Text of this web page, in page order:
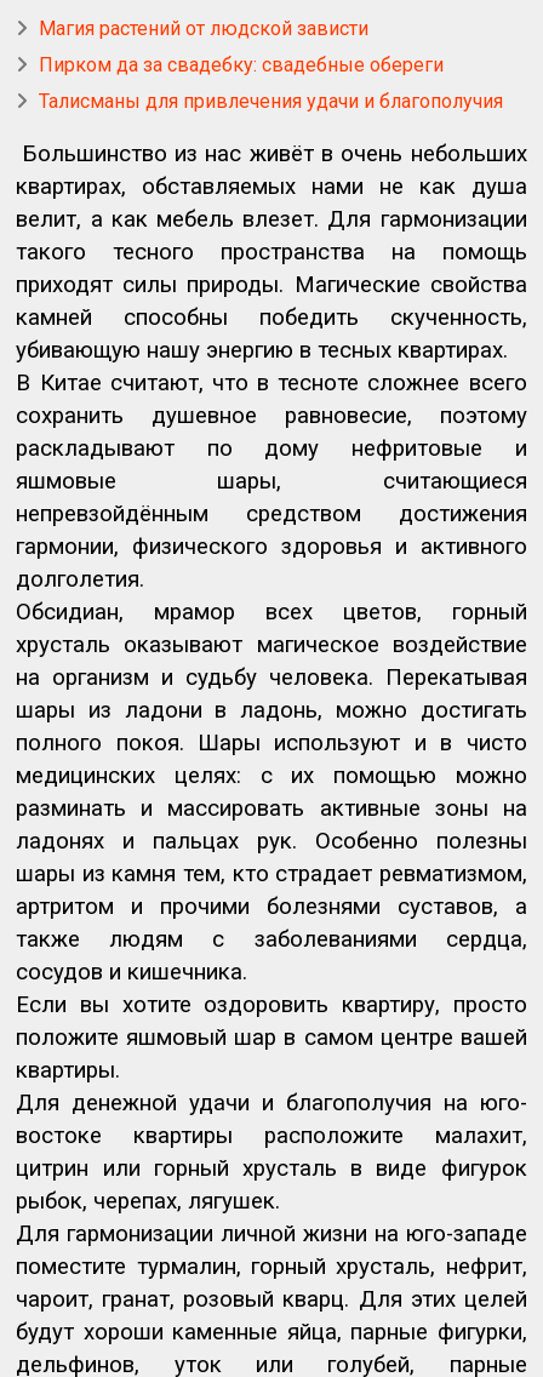
Магия растений от людской зависти
Пирком да за свадебку: свадебные обереги
Талисманы для привлечения удачи и благополучия
Большинство из нас живёт в очень небольших
квартирах, обставляемых нами не как душа
велит, а как мебель влезет. Для гармонизации
такого тесного пространства на помощь
приходят силы природы. Магические свойства
камней способны победить скученность,
убивающую нашу энергию в тесных квартирах.
В Китае считают, что в тесноте сложнее всего
сохранить душевное равновесие, поэтому
раскладывают по дому нефритовые и
яшмовые шары, считающиеся
непревзойдённым средством достижения
гармонии, физического здоровья и активного
долголетия.
Обсидиан, мрамор всех цветов, горный
хрусталь оказывают магическое воздействие
на организм и судьбу человека. Перекатывая
шары из ладони в ладонь, можно достигать
полного покоя. Шары используют и в чисто
медицинских целях: с их помощью можно
разминать и массировать активные зоны на
ладонях и пальцах рук. Особенно полезны
шары из камня тем, кто страдает ревматизмом,
артритом и прочими болезнями суставов, а
также людям с заболеваниями сердца,
сосудов и кишечника.
Если вы хотите оздоровить квартиру, просто
положите яшмовый шар в самом центре вашей
квартиры.
Для денежной удачи и благополучия на юго-
востоке квартиры расположите малахит,
цитрин или горный хрусталь в виде фигурок
рыбок, черепах, лягушек.
Для гармонизации личной жизни на юго-западе
поместите турмалин, горный хрусталь, нефрит,
чароит, гранат, розовый кварц. Для этих целей
будут хороши каменные яйца, парные фигурки,
дельфинов, уток или голубей, парные